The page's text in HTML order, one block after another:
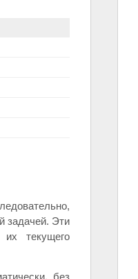
задачей. Эти
текущего
без